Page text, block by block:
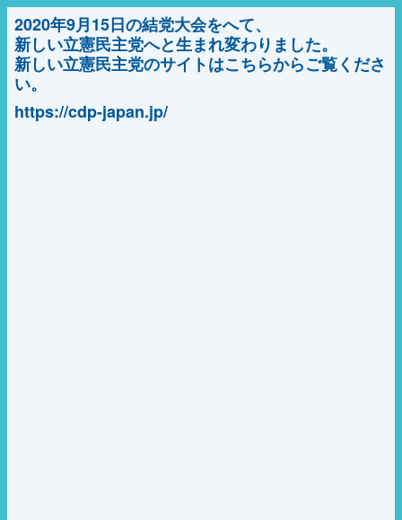
2020年9月15日の結党大会をへて、
新しい立憲民主党へと生まれ変わりました。
新しい立憲民主党のサイトはこちらからご覧くださ
い。
https://cdp-japan.jp/